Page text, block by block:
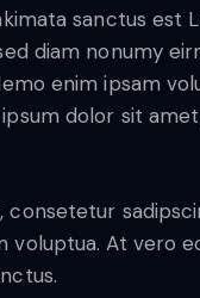
sanctus est
diam nonumy
enim ipsam
dolor sit
voluptua. At vero